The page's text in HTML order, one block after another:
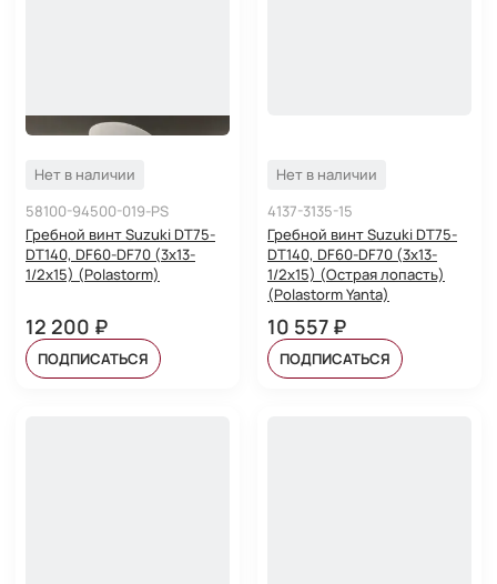
Нет в наличии
58100-94500-019-PS
Гребной винт Suzuki DT75-
DT140, DF60-DF70 (3x13-
1/2x15) (Polastorm)
12 200 ₽
ПОДПИСАТЬСЯ
Нет в наличии
4137-3135-15
Гребной винт Suzuki DT75-
DT140, DF60-DF70 (3x13-
1/2x15) (Острая лопасть)
(Polastorm Yanta)
10 557 ₽
ПОДПИСАТЬСЯ